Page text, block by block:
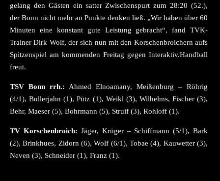
gelang den Gästen ein satter Zwischenspurt zum 28:20 (52.),
der Bonn nicht mehr an Punkte denken ließ. „Wir haben über 60
Minuten eine konstant gute Leistung gebracht“, fand TVK-
Trainer Dirk Wolf, der sich nun mit den Korschenbroichern aufs
Spitzenspiel am kommenden Freitag gegen Interaktiv.Handball
freut.
TSV Bonn rrh.: Ahmed Elnoamany, Meißenburg – Röhrig
(4/1), Bullerjahn (1), Pütz (1), Weikl (3), Wilhelms, Fischer (3),
Behr, Maeser (5), Bohrmann (5), Struif (3), Rohloff (1).
TV Korschenbroich: Jäger, Krüger – Schiffmann (5/1), Bark
(2), Brinkhues, Zidorn (6), Wolf (6/1), Tobae (4), Kauwetter (3),
Neven (3), Schneider (1), Franz (1).